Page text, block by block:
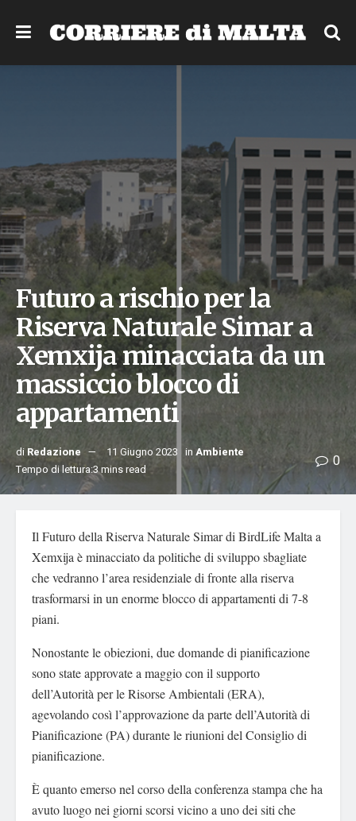
Futuro a rischio per la
Riserva Naturale Simar a
Xemxija minacciata da un
massiccio blocco di
appartamenti
di Redazione 11 Giugno 2023 in Ambiente
Tempo di lettura:3 mins read
0
Il Futuro della Riserva Naturale Simar di BirdLife Malta a
Xemxija è minacciato da politiche di sviluppo sbagliate
che vedranno l’area residenziale di fronte alla riserva
trasformarsi in un enorme blocco di appartamenti di 7-8
piani.
Nonostante le obiezioni, due domande di pianificazione
sono state approvate a maggio con il supporto
dell’Autorità per le Risorse Ambientali (ERA),
agevolando così l’approvazione da parte dell’Autorità di
Pianificazione (PA) durante le riunioni del Consiglio di
pianificazione.
È quanto emerso nel corso della conferenza stampa che ha
avuto luogo nei giorni scorsi vicino a uno dei siti che